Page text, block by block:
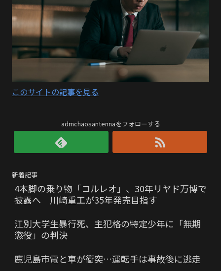
このサイトの記事を見る
admchaosantennaをフォローする
新着記事
4本脚の乗り物「コルレオ」、30年リヤド万博で
披露へ 川崎重工が35年発売目指す
江別大学生暴行死、主犯格の特定少年に「無期
懲役」の判決
鹿児島市電と車が衝突…運転手は事故後に逃走